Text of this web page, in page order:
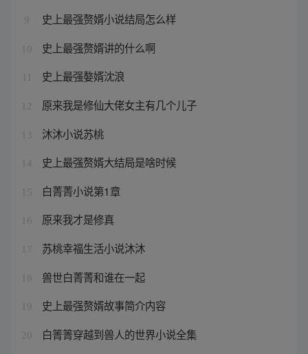
9 史上最强赘婿小说结局怎么样
10 史上最强赘婿讲的什么啊
史上最强嫯婿沈浪
12 原来我是修仙大佬女主有几个儿子
13 沐沐小说苏桃
14 史上最强赘婿大结局是啥时候
15 白菁菁小说第1章
16 原来我才是修真
17 苏桃幸福生活小说沐沐
18 兽世白菁菁和谁在一起
19 史上最强赘婿故事简介内容
20 白箐箐穿越到兽人的世界小说全集